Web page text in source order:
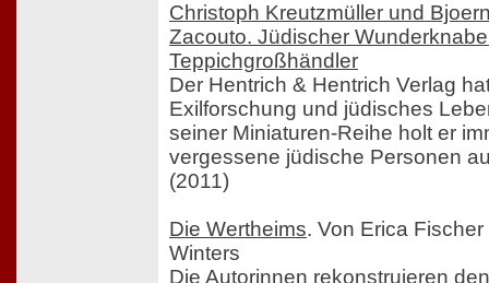
Christoph Kreutzmüller und
Zacouto. Jüdischer
Teppichgroßhändler
Der Hentrich & Hentrich Verlag
Exilforschung und jüdisches
seiner Miniaturen-Reihe holt er
vergessene jüdische Personen
(2011)
Die Wertheims. Von Erica
Winters
Die Autorinnen rekonstruieren